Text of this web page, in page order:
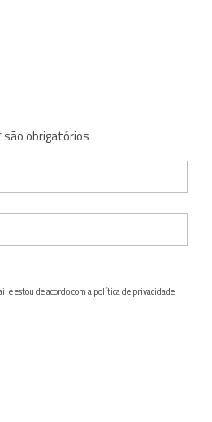
são obrigatórios
e estou de acordo com a política de privacidade